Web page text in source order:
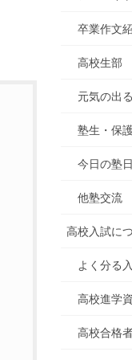
卒業作文
高校生部
元気の出
塾生・保
今日の塾
他塾交流
高校入試に
よく分る
高校進学
高校合格